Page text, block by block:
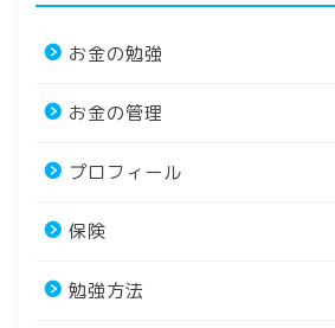
お金の勉強
お金の管理
プロフィール
保険
勉強方法